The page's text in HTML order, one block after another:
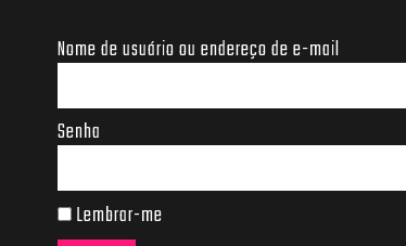
Nome de usuário ou endereço de e-mail
Senha
Lembrar-me